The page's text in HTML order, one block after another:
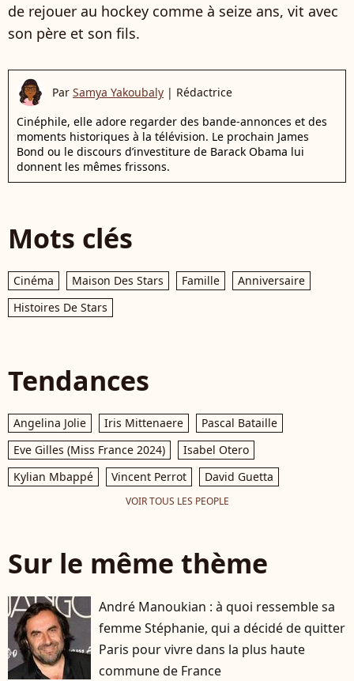
de rejouer au hockey comme à seize ans, vit avec
son père et son fils.
Par Samya Yakoubaly | Rédactrice
Cinéphile, elle adore regarder des bande-annonces et des
moments historiques à la télévision. Le prochain James
Bond ou le discours d’investiture de Barack Obama lui
donnent les mêmes frissons.
Mots clés
Cinéma Maison Des Stars Famille
Anniversaire
Histoires De Stars
Tendances
Angelina Jolie Iris Mittenaere
Pascal Bataille
Eve Gilles (Miss France 2024)
Isabel Otero
Kylian Mbappé
Vincent Perrot David Guetta
VOIR TOUS LES PEOPLE
Sur le même thème
André Manoukian : à quoi ressemble sa
femme Stéphanie, qui a décidé de quitter
Paris pour vivre dans la plus haute
commune de France